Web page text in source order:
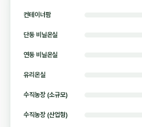
컨테이너팜
단동 비닐온실
연동 비닐온실
유리온실
수직농장 (소규모)
수직농장 (산업형)